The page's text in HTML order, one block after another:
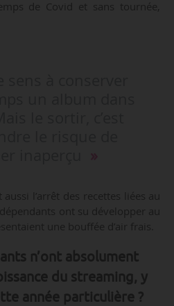
de Covid et sans tournée,
l’arrêt des recettes liées au
ont su développer au
une bouffée d’air frais.
n’ont absolument
du streaming, y
année particulière ?